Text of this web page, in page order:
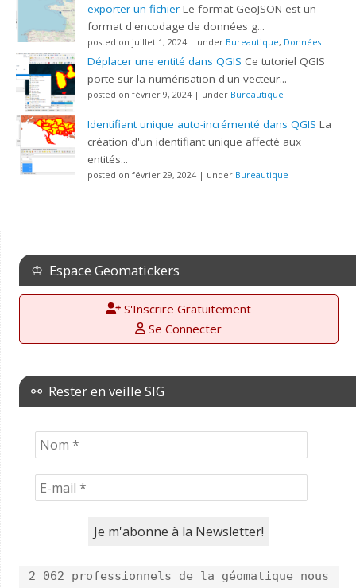
exporter un fichier Le format GeoJSON est un
format d'encodage de données g...
posted on juillet 1, 2024 | under Bureautique, Données
Déplacer une entité dans QGIS Ce tutoriel QGIS
porte sur la numérisation d'un vecteur...
posted on février 9, 2024 | under Bureautique
Identifiant unique auto-incrémenté dans QGIS La
création d'un identifiant unique affecté aux
entités...
posted on février 29, 2024 | under Bureautique
♔ Espace Geomatickers
S'Inscrire Gratuitement
Se Connecter
⚯ Rester en veille SIG
2 062 professionnels de la géomatique nous